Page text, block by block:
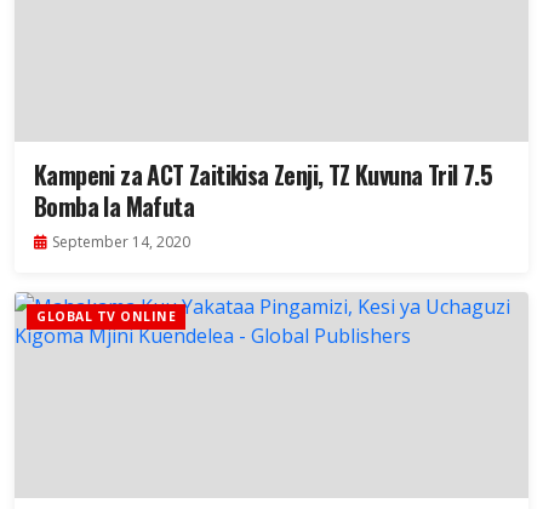
Kampeni za ACT Zaitikisa Zenji, TZ Kuvuna Tril 7.5
Bomba la Mafuta
September 14, 2020
GLOBAL TV ONLINE